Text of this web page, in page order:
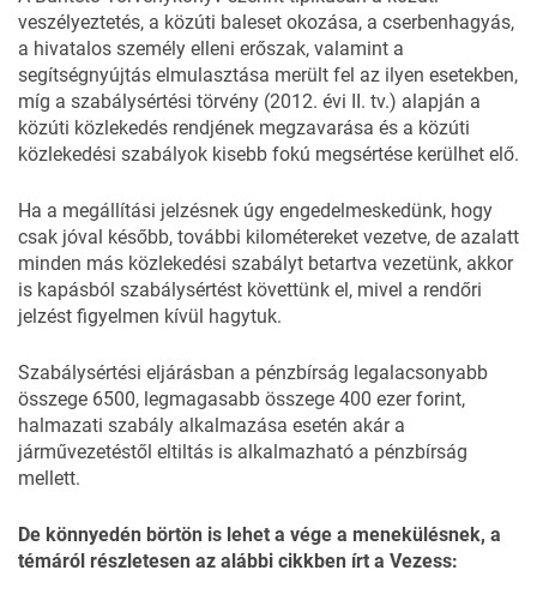
veszélyeztetés, a közúti baleset okozása, a cserbenhagyás,
a hivatalos személy elleni erőszak, valamint a
segítségnyújtás elmulasztása merült fel az ilyen esetekben,
míg a szabálysértési törvény (2012. évi II. tv.) alapján a
közúti közlekedés rendjének megzavarása és a közúti
közlekedési szabályok kisebb fokú megsértése kerülhet elő.
Ha a megállítási jelzésnek úgy engedelmeskedünk, hogy
csak jóval később, további kilométereket vezetve, de azalatt
minden más közlekedési szabályt betartva vezetünk, akkor
is kapásból szabálysértést követtünk el, mivel a rendőri
jelzést figyelmen kívül hagytuk.
Szabálysértési eljárásban a pénzbírság legalacsonyabb
összege 6500, legmagasabb összege 400 ezer forint,
halmazati szabály alkalmazása esetén akár a
járművezetéstől eltiltás is alkalmazható a pénzbírság
mellett.
De könnyedén börtön is lehet a vége a menekülésnek, a
témáról részletesen az alábbi cikkben írt a Vezess: